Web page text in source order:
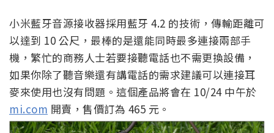
小米藍牙音源接收器採用藍牙 4.2 的技術，傳輸距離可
以達到 10 公尺，最棒的是還能同時最多連接兩部手
機，繁忙的商務人士若要接聽電話也不需更換設備，
如果你除了聽音樂還有講電話的需求建議可以連接耳
麥來使用也沒有問題。這個產品將會在 10/24 中午於
mi.com 開賣，售價訂為 465 元。